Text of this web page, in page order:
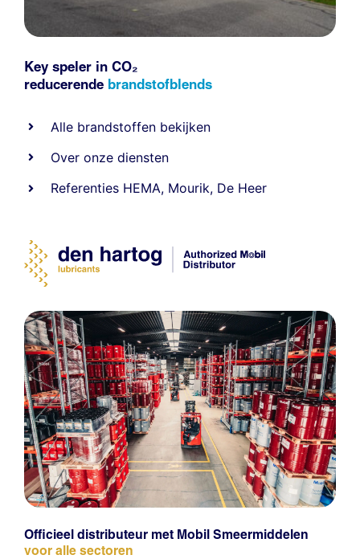
Key speler in CO₂
reducerende brandstofblends
Alle brandstoffen bekijken
Over onze diensten
Referenties HEMA, Mourik, De Heer
Officieel distributeur met Mobil Smeermiddelen
voor alle sectoren